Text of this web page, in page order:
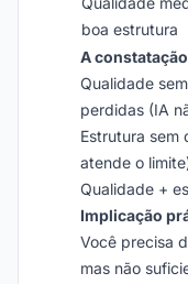
boa estrutura
A
Qualidade
perdidas (IA
Estrutura sem
atende o
Qualidade +
Implicação
Você precisa
mas não